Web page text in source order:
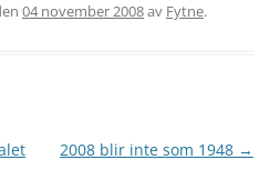
04 november 2008av Fytne.
2008 blir inte som 1948 →